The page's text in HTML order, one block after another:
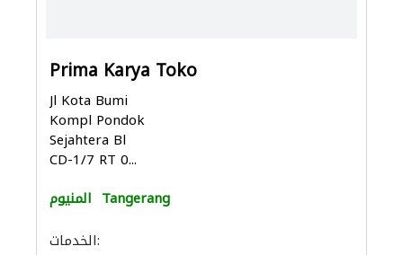
Prima Karya Toko
Jl Kota Bumi
Kompl Pondok
Sejahtera Bl
CD-1/7 RT 0...
المنيوم Tangerang
الخدمات: